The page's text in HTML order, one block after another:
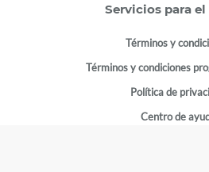
Servicios para
Términos y
Términos y condiciones
Política de
Centro de